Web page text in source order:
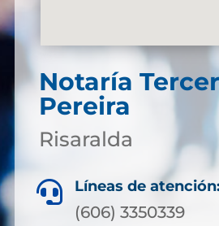
Notaría
Pereira
Risaralda
 Líneas de atención:
(606) 3350339